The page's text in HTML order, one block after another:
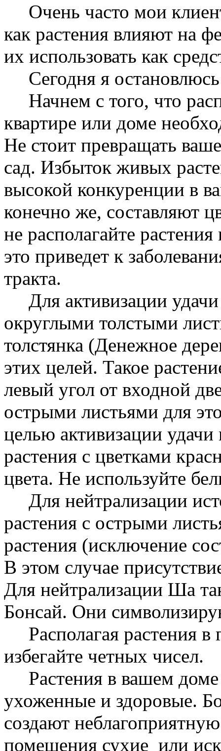
Очень часто мои
как растения влияют на
их использовать как
Сегодня я
Начнем с того, что
квартире или доме
Не стоит превращать
сад. Избыток живых
высокой конкуренции в
конечно же, составляют
не располагайте
это приведет к
тракта.
Для активизации удачи
округлыми толстыми
толстянка (Денежное
этих целей. Такое
левый угол от входной
острыми листьями для
целью активизации удачи
растения с цветками
цвета. Не используйте
Для нейтрализации
растения с острыми
растения (исключение
В этом случае
Для нейтрализации Ша
Бонсай. Они
Располагая растения в
избегайте четных чисел.
Растения в вашем доме
ухоженные и здоровые.
создают
помещения сухие или